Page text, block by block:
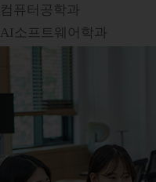
컴퓨터공학과
AI소프트웨어학과